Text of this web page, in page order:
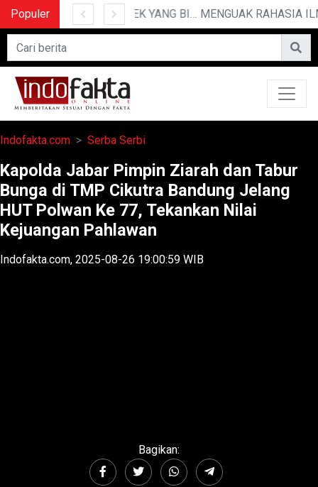
Populer 10 CERITA LUCU PENDEK YANG BIKIN NGAKAK
Indofakta.com Serba Serbi
Kapolda Jabar Pimpin Ziarah dan Tabur
Bunga di TMP Cikutra Bandung Jelang
HUT Polwan Ke 77, Tekankan Nilai
Kejuangan Pahlawan
Indofakta.com, 2025-08-26 19:00:59 WIB
Bagikan: